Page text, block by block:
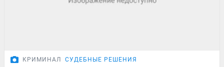
КРИМИНАЛ СУДЕБНЫЕ РЕШЕНИЯ